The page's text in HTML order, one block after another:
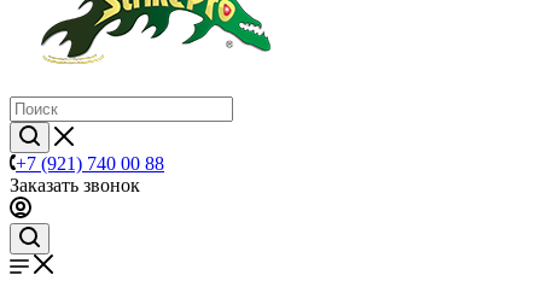
+7 (921) 740 00 88
Заказать звонок